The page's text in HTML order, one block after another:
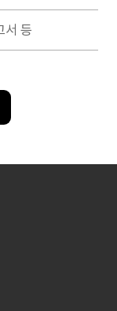
서 등